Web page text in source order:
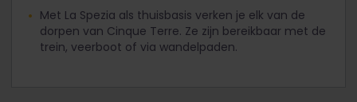
Met La Spezia als thuisbasis verken je elk van de
dorpen van Cinque Terre. Ze zijn bereikbaar met de
trein, veerboot of via wandelpaden.